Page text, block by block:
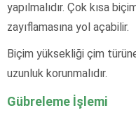
yapılmalıdır. Çok kısa
zayıflamasına yol açabilir.
Biçim yüksekliği çim
uzunluk korunmalıdır.
Gübreleme İşlemi